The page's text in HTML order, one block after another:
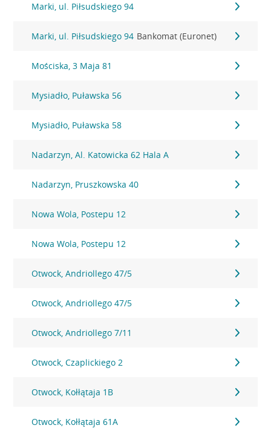
Marki, ul. Piłsudskiego 94
Marki, ul. Piłsudskiego 94 Bankomat (Euronet)
Mościska, 3 Maja 81
Mysiadło, Puławska 56
Mysiadło, Puławska 58
Nadarzyn, Al. Katowicka 62 Hala A
Nadarzyn, Pruszkowska 40
Nowa Wola, Postepu 12
Nowa Wola, Postepu 12
Otwock, Andriollego 47/5
Otwock, Andriollego 47/5
Otwock, Andriollego 7/11
Otwock, Czaplickiego 2
Otwock, Kołłątaja 1B
Otwock, Kołłątaja 61A